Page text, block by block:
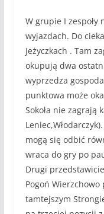
W grupie I zespoły
wyjazdach. Do
Jeżyczkach . Tam
okupują dwa
wyprzedza
punktowa może
Sokoła nie zagrają
mogą się odbić
wraca do gry po
Drugi
Pogoń
tamtejszym